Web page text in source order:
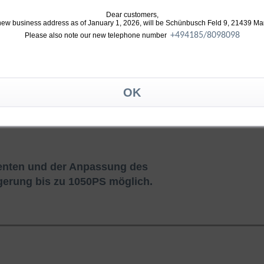
Änderungen optimiert:
neuester Verdichtergeometrie
und Abgasgehäuse
und der Anpassung des
bis zu 1050PS möglich.
Dear customers,
business address as of January 1, 2026, will be Schünbusch Feld 9, 21439
Please also note our new telephone number +494185/8098098